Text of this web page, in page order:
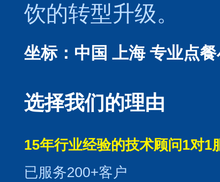
饮的转型升级。
坐标：中国 上海 专业点
选择我们的理由
15年行业经验的技术顾问1对1
已服务200+客户